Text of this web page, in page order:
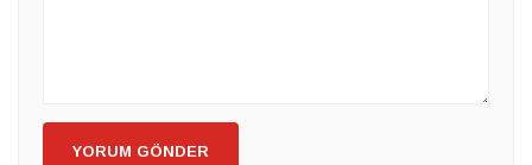
YORUM GÖNDER